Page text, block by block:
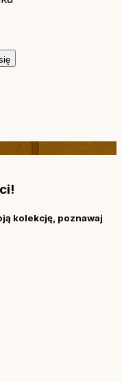
kolekcję, poznawaj